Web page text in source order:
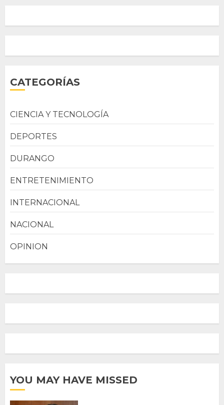
CATEGORÍAS
CIENCIA Y TECNOLOGÍA
DEPORTES
DURANGO
ENTRETENIMIENTO
INTERNACIONAL
NACIONAL
OPINION
YOU MAY HAVE MISSED